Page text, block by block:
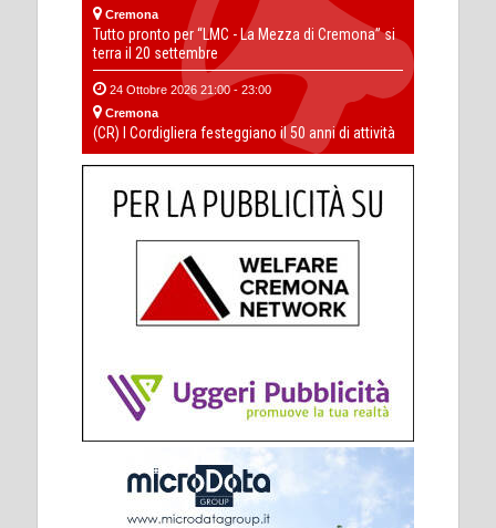
Cremona
Tutto pronto per “LMC - La Mezza di Cremona” si
terra il 20 settembre
24 Ottobre 2026 21:00 - 23:00
Cremona
(CR) I Cordigliera festeggiano il 50 anni di attività